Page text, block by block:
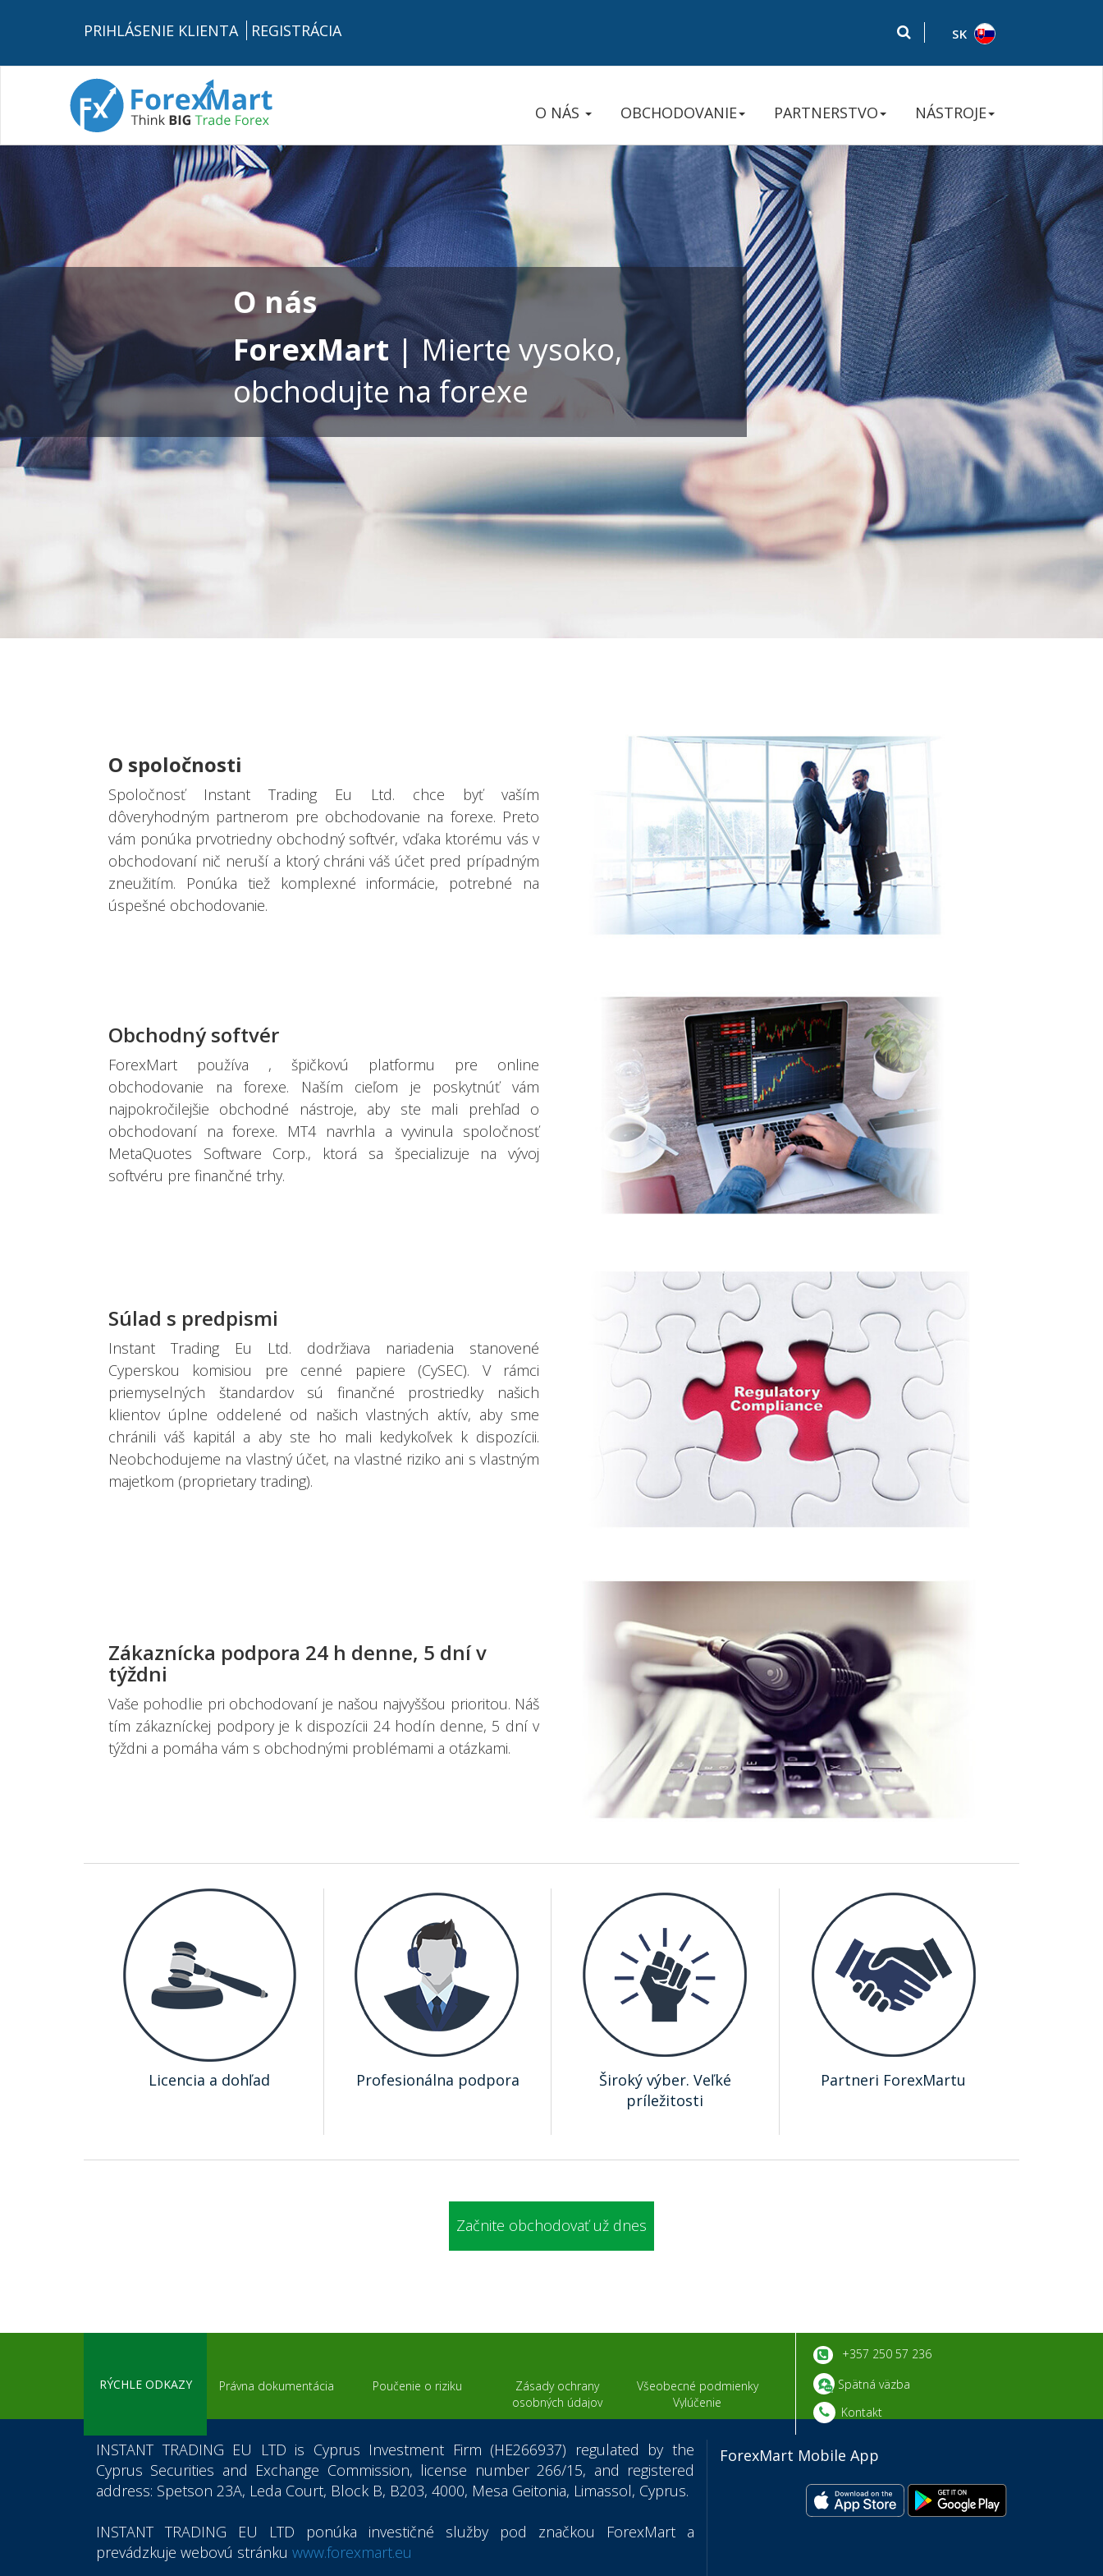
PRIHLÁSENIE KLIENTA REGISTRÁCIA SK
O NÁS OBCHODOVANIE PARTNERSTVO NÁSTROJE
O nás
ForexMart | Mierte vysoko,
obchodujte na forexe
O spoločnosti
Spoločnosť Instant Trading Eu Ltd. chce byť vaším
dôveryhodným partnerom pre obchodovanie na forexe. Preto
vám ponúka prvotriedny obchodný softvér, vďaka ktorému vás v
obchodovaní nič neruší a ktorý chráni váš účet pred prípadným
zneužitím. Ponúka tiež komplexné informácie, potrebné na
úspešné obchodovanie.
Obchodný softvér
ForexMart používa , špičkovú platformu pre online
obchodovanie na forexe. Naším cieľom je poskytnúť vám
najpokročilejšie obchodné nástroje, aby ste mali prehľad o
obchodovaní na forexe. MT4 navrhla a vyvinula spoločnosť
MetaQuotes Software Corp., ktorá sa špecializuje na vývoj
softvéru pre finančné trhy.
Súlad s predpismi
Instant Trading Eu Ltd. dodržiava nariadenia stanovené
Cyperskou komisiou pre cenné papiere (CySEC). V rámci
priemyselných štandardov sú finančné prostriedky našich
klientov úplne oddelené od našich vlastných aktív, aby sme
chránili váš kapitál a aby ste ho mali kedykoľvek k dispozícii.
Neobchodujeme na vlastný účet, na vlastné riziko ani s vlastným
majetkom (proprietary trading).
Zákaznícka podpora 24 h denne, 5 dní v
týždni
Vaše pohodlie pri obchodovaní je našou najvyššou prioritou. Náš
tím zákazníckej podpory je k dispozícii 24 hodín denne, 5 dní v
týždni a pomáha vám s obchodnými problémami a otázkami.
Licencia a dohľad Profesionálna podpora
Široký výber. Veľké
príležitosti
Partneri ForexMartu
Začnite obchodovať už dnes
RÝCHLE ODKAZY Právna dokumentácia Poučenie o riziku
Zásady ochrany
osobných údajov
Všeobecné podmienky
Vylúčenie
zodpovednosti
+357 250 57 236
Spätná väzba
Kontakt
INSTANT TRADING EU LTD is Cyprus Investment Firm (HE266937) regulated by the
Cyprus Securities and Exchange Commission, license number 266/15, and registered
address: Spetson 23A, Leda Court, Block B, B203, 4000, Mesa Geitonia, Limassol, Cyprus.
INSTANT TRADING EU LTD ponúka investičné služby pod značkou ForexMart a
prevádzkuje webovú stránku www.forexmart.eu
ForexMart Mobile App